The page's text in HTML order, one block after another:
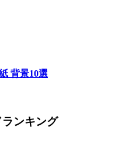
背景10選
ンキング